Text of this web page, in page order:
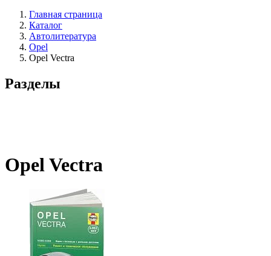
Главная страница
Каталог
Автолитература
Opel
Opel Vectra
Разделы
Opel Vectra